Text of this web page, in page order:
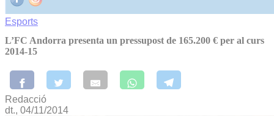
Esports
L’FC Andorra presenta un pressupost de 165.200 € per al curs
2014-15
Redacció
dt., 04/11/2014